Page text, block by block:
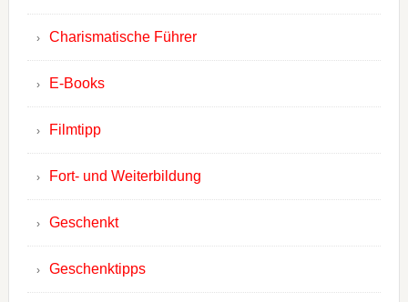
Charismatische Führer
E-Books
Filmtipp
Fort- und Weiterbildung
Geschenkt
Geschenktipps